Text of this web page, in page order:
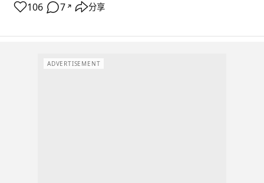
106 7 ↗ 分享
ADVERTISEMENT